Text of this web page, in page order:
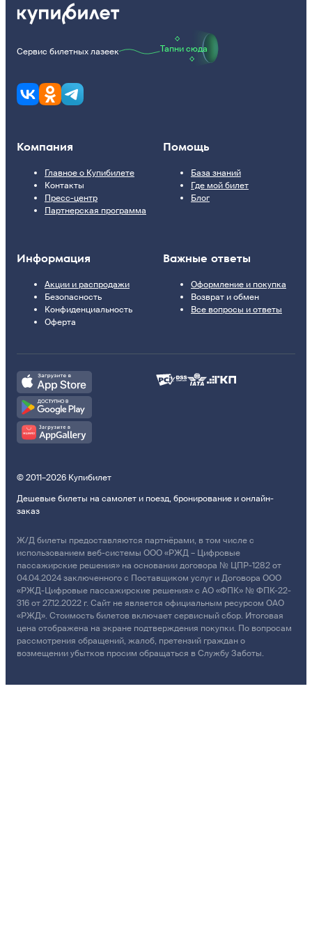
Сервис билетных лазеек Тапни сюда
Компания
Главное о Купибилете
Контакты
Пресс-центр
Партнерская программа
Помощь
База знаний
Где мой билет
Блог
Информация
Акции и распродажи
Безопасность
Конфиденциальность
Оферта
Важные ответы
Оформление и покупка
Возврат и обмен
Все вопросы и ответы
© 2011–2026 Купибилет
Дешевые билеты на самолет и поезд, бронирование и онлайн-
заказ
Ж/Д билеты предоставляются партнёрами, в том числе с
использованием веб-системы ООО «РЖД – Цифровые
пассажирские решения» на основании договора № ЦПР-1282 от
04.04.2024 заключенного с Поставщиком услуг и Договора ООО
«РЖД-Цифровые пассажирские решения» с АО «ФПК» № ФПК-22-
316 от 27.12.2022 г. Сайт не является официальным ресурсом ОАО
«РЖД». Стоимость билетов включает сервисный сбор. Итоговая
цена отображена на экране подтверждения покупки. По вопросам
рассмотрения обращений, жалоб, претензий граждан о
возмещении убытков просим обращаться в Службу Заботы.